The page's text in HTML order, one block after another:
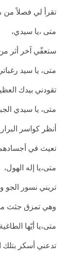
تقرأ لي فصلاً من
متى ،يا سيدي،
ستعفّي آخر أثر من
متى، يا سيد
تقودني بيدك
متى، يا سيدي
أنظر كواسر
تعيث في
متى،يا إله الهول،
تريني نسور الجو
وهي تمزق جثث
متى،يا أيّها
تدعني أسكر بتلك